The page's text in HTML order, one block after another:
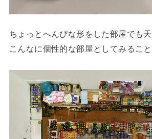
ちょっとへんぴな形をした部屋でも
こんなに個性的な部屋としてみること